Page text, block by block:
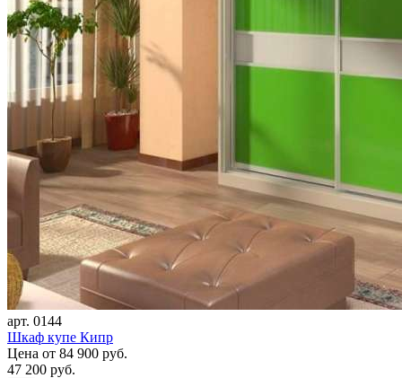
арт. 0144
Шкаф купе Кипр
Цена от 84 900 руб.
47 200 руб.